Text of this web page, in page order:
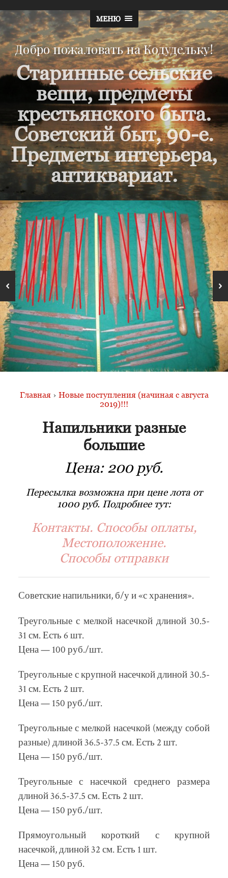
МЕНЮ
Добро пожаловать на Кодудельку!
Старинные сельские
вещи, предметы
крестьянского быта.
Советский быт, 90-е.
Предметы интерьера,
антиквариат.
Главная › Новые поступления (начиная с августа
2019)!!!
Напильники разные
большие
Цена: 200 руб.
Пересылка возможна при цене лота от
1000 руб. Подробнее тут:
Контакты. Способы оплаты,
Местоположение.
Способы отправки
Советские напильники, б/у и «с хранения».
Треугольные с мелкой насечкой длиной 30.5-
31 см. Есть 6 шт.
Цена — 100 руб./шт.
Треугольные с крупной насечкой длиной 30.5-
31 см. Есть 2 шт.
Цена — 150 руб./шт.
Треугольные с мелкой насечкой (между собой
разные) длиной 36.5-37.5 см. Есть 2 шт.
Цена — 150 руб./шт.
Треугольные с насечкой среднего размера
длиной 36.5-37.5 см. Есть 2 шт.
Цена — 150 руб./шт.
Прямоугольный короткий с крупной
насечкой, длиной 32 см. Есть 1 шт.
Цена — 150 руб.